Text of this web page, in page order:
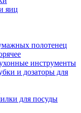
яиц
полотенец
инструменты
и дозаторы для
для посуды